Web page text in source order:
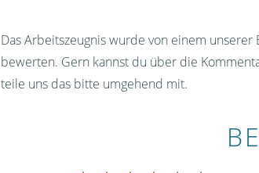
Das Arbeitszeugnis wurde von einem
bewerten. Gern kannst du über die
teile uns das bitte umgehend mit.